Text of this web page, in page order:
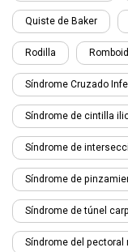
Quiste de Baker
Rodilla
Síndrome Cruzado
Síndrome de cintilla
Síndrome de
Síndrome de
Síndrome de túnel
Síndrome del pectoral